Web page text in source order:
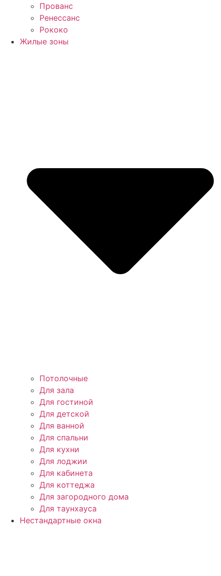
Прованс
Ренессанс
Рококо
Жилые зоны
Потолочные
Для зала
Для гостиной
Для детской
Для ванной
Для спальни
Для кухни
Для лоджии
Для кабинета
Для коттеджа
Для загородного дома
Для таунхауса
Нестандартные окна